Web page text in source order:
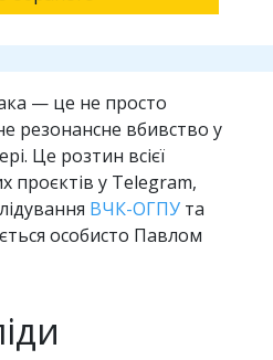
— це не просто
резонансне вбивство у
Це розтин всієї
проєктів у Telegram,
ВЧК-ОГПУ та
особисто Павлом